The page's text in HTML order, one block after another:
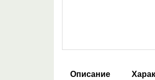
Описание